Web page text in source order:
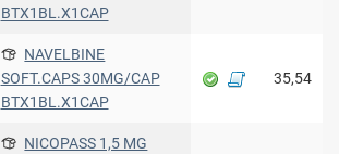
BTX1BL.X1CAP
NAVELBINE
SOFT.CAPS 30MG/CAP
BTX1BL.X1CAP
35,54
NICOPASS 1,5 MG